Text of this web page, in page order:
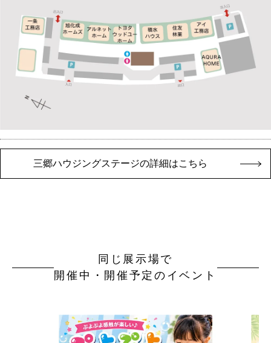
三郷ハウジングステージの詳細はこちら
同じ展示場で
開催中・開催予定のイベント